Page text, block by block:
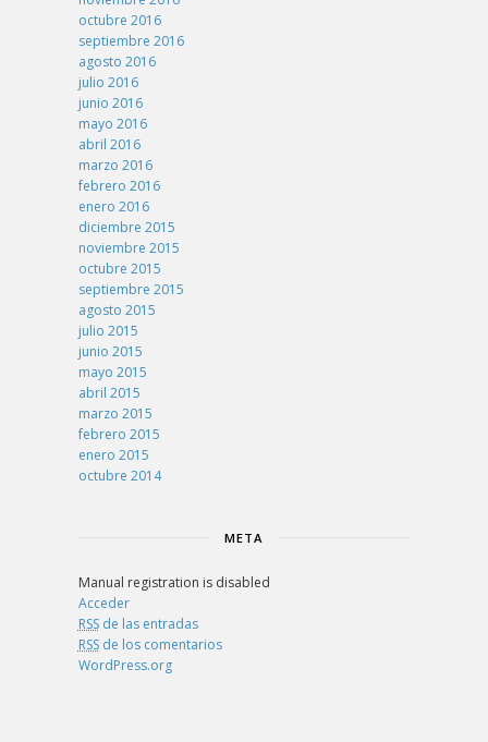
octubre 2016
septiembre 2016
agosto 2016
julio 2016
junio 2016
mayo 2016
abril 2016
marzo 2016
febrero 2016
enero 2016
diciembre 2015
noviembre 2015
octubre 2015
septiembre 2015
agosto 2015
julio 2015
junio 2015
mayo 2015
abril 2015
marzo 2015
febrero 2015
enero 2015
octubre 2014
META
Manual registration is disabled
Acceder
RSSde las entradas
RSSde los comentarios
WordPress.org